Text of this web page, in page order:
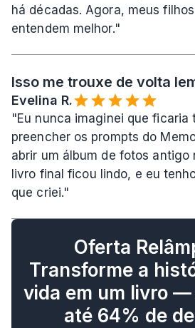
há décadas. Agora, meus
entendem melhor."
Isso me trouxe de volta
Evelina R.️
"Eu nunca imaginei que ficaria
preencher os prompts do
abrir um álbum de fotos antigo
livro final ficou lindo, e eu
que criei."
Oferta
Transforme a
vida em um livro —
até 64% de